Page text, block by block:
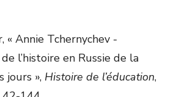
« Annie Tchernychev -
l’histoire en Russie de la
jours », Histoire de l’éducation,